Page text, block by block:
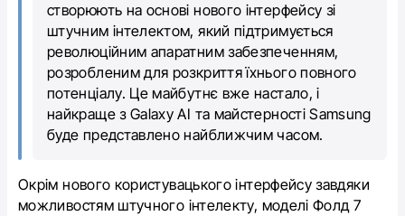
створюють на основі нового інтерфейсу зі
штучним інтелектом, який підтримується
революційним апаратним забезпеченням,
розробленим для розкриття їхнього повного
потенціалу. Це майбутнє вже настало, і
найкраще з Galaxy AI та майстерності Samsung
буде представлено найближчим часом.
Окрім нового користувацького інтерфейсу завдяки
можливостям штучного інтелекту, моделі Фолд 7